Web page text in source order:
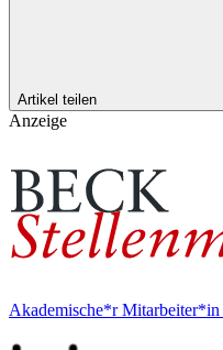
Artikel teilen
Anzeige
Akademische*r